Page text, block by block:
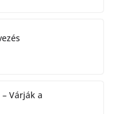
Várják a